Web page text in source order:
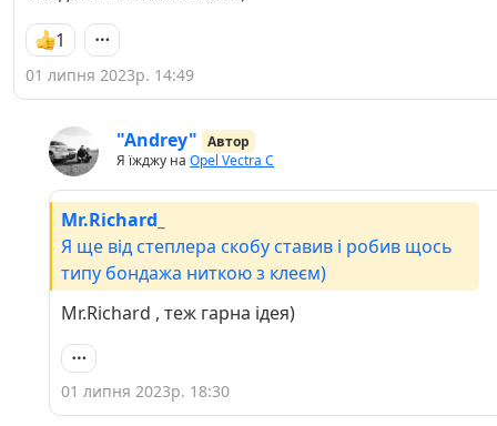
1
01 липня 2023р. 14:49
"Andrey" Автор
Я їжджу на Opel Vectra C
Mr.Richard_
Я ще від степлера скобу ставив і робив щось
типу бондажа ниткою з клеєм)
Mr.Richard , теж гарна ідея)
01 липня 2023р. 18:30